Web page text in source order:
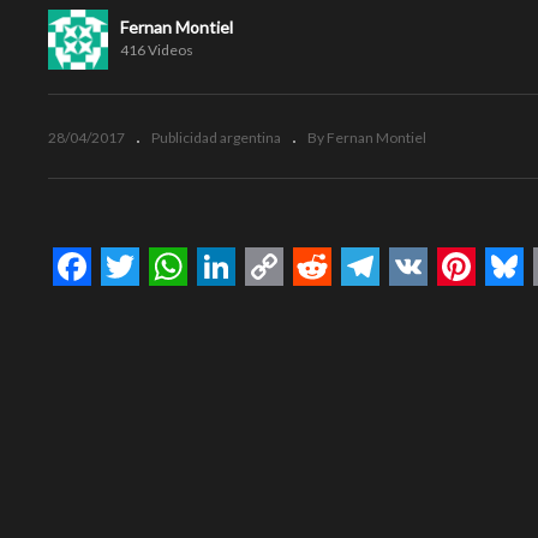
Fernan Montiel
416 Videos
28/04/2017 Publicidad argentina By Fernan Montiel